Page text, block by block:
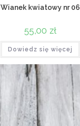
Wianek kwiatowy nr 06
55,00 zł
Dowiedz się więcej